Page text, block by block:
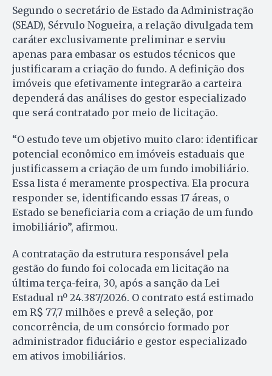
Segundo o secretário de Estado da Administração
(SEAD), Sérvulo Nogueira, a relação divulgada tem
caráter exclusivamente preliminar e serviu
apenas para embasar os estudos técnicos que
justificaram a criação do fundo. A definição dos
imóveis que efetivamente integrarão a carteira
dependerá das análises do gestor especializado
que será contratado por meio de licitação.
“O estudo teve um objetivo muito claro: identificar
potencial econômico em imóveis estaduais que
justificassem a criação de um fundo imobiliário.
Essa lista é meramente prospectiva. Ela procura
responder se, identificando essas 17 áreas, o
Estado se beneficiaria com a criação de um fundo
imobiliário”, afirmou.
A contratação da estrutura responsável pela
gestão do fundo foi colocada em licitação na
última terça-feira, 30, após a sanção da Lei
Estadual nº 24.387/2026. O contrato está estimado
em R$ 77,7 milhões e prevê a seleção, por
concorrência, de um consórcio formado por
administrador fiduciário e gestor especializado
em ativos imobiliários.